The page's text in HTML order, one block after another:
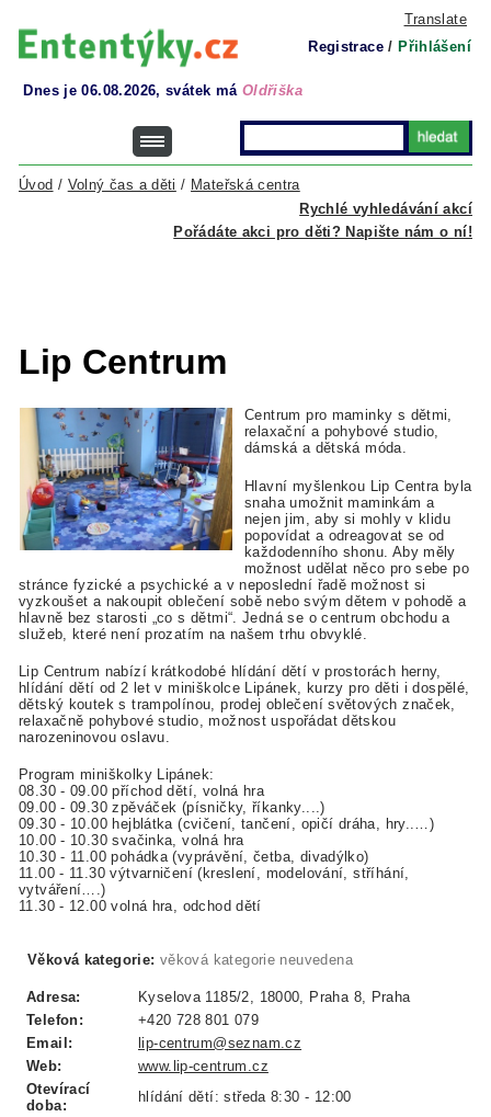
Translate
Registrace / Přihlášení
Dnes je 06.08.2026, svátek má Oldřiška
Rychlé vyhledávání akcí
Úvod / Volný čas a děti / Mateřská centra
Pořádáte akci pro děti? Napište nám o ní!
Lip Centrum
Centrum pro maminky s dětmi,
relaxační a pohybové studio,
dámská a dětská móda.
Hlavní myšlenkou Lip Centra byla
snaha umožnit maminkám a
nejen jim, aby si mohly v klidu
popovídat a odreagovat se od
každodenního shonu. Aby měly
možnost udělat něco pro sebe po
stránce fyzické a psychické a v neposlední řadě možnost si
vyzkoušet a nakoupit oblečení sobě nebo svým dětem v pohodě a
hlavně bez starosti „co s dětmi“. Jedná se o centrum obchodu a
služeb, které není prozatím na našem trhu obvyklé.
Lip Centrum nabízí krátkodobé hlídání dětí v prostorách herny,
hlídání dětí od 2 let v miniškolce Lipánek, kurzy pro děti i dospělé,
dětský koutek s trampolínou, prodej oblečení světových značek,
relaxačně pohybové studio, možnost uspořádat dětskou
narozeninovou oslavu.
Program miniškolky Lipánek:
08.30 - 09.00 příchod dětí, volná hra
09.00 - 09.30 zpěváček (písničky, říkanky....)
09.30 - 10.00 hejblátka (cvičení, tančení, opičí dráha, hry..…)
10.00 - 10.30 svačinka, volná hra
10.30 - 11.00 pohádka (vyprávění, četba, divadýlko)
11.00 - 11.30 výtvarničení (kreslení, modelování, stříhání,
vytváření….)
11.30 - 12.00 volná hra, odchod dětí
Věková kategorie: věková kategorie neuvedena
Adresa:
Kyselova 1185/2, 18000, Praha 8, Praha
Telefon:
+420 728 801 079
Email:
lip-centrum@seznam.cz
Web:
www.lip-centrum.cz
Otevírací
doba:
hlídání dětí: středa 8:30 - 12:00